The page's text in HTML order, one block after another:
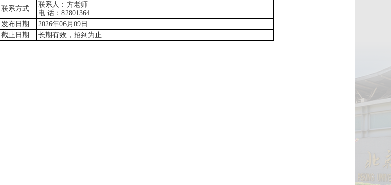
联系方式
联系人：方老师
电 话：82801364
发布日期
2026年06月09日
截止日期
长期有效，招到为止